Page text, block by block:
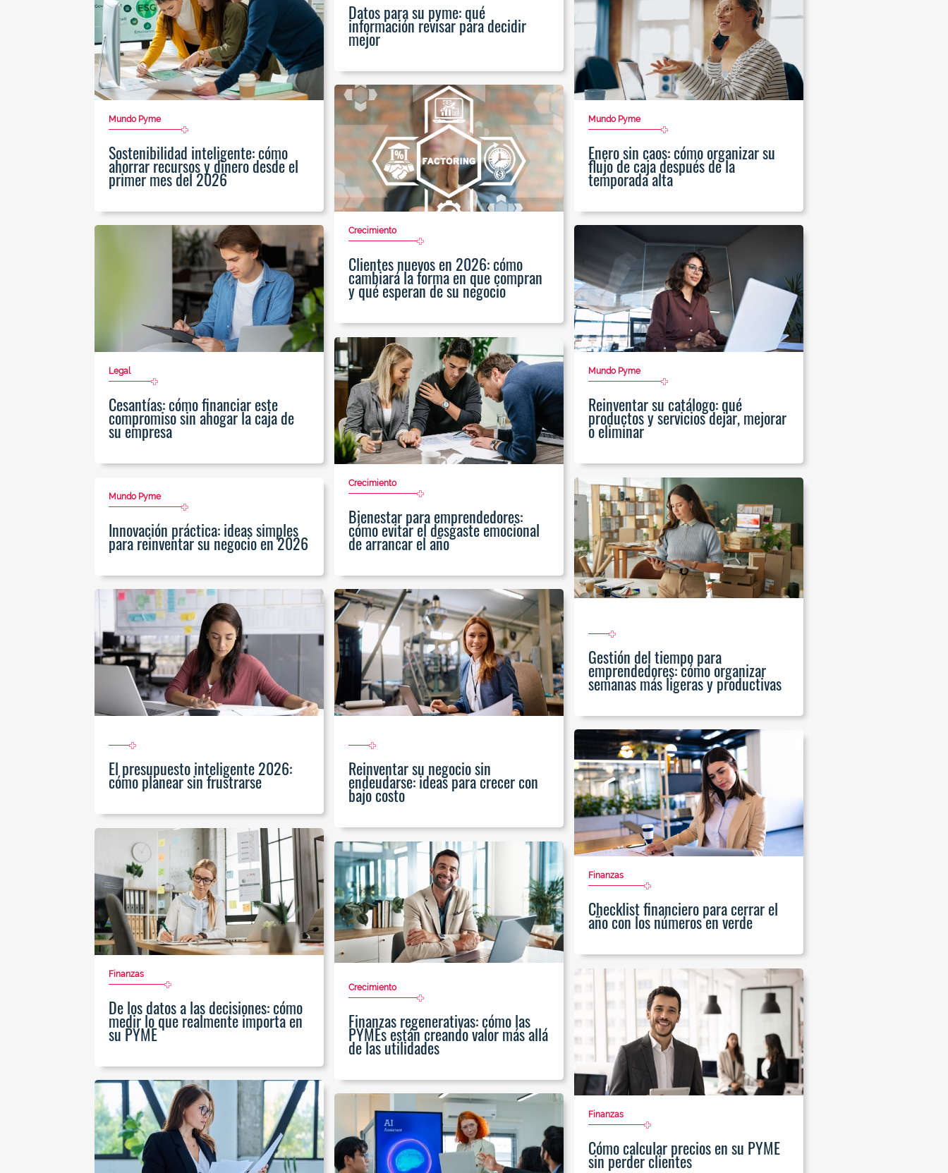
Datos para su pyme: qué
información revisar para decidir
mejor
Mundo Pyme
Sostenibilidad inteligente: cómo
ahorrar recursos y dinero desde el
primer mes del 2026
Mundo Pyme
Enero sin caos: cómo organizar su
flujo de caja después de la
temporada alta
Crecimiento
Clientes nuevos en 2026: cómo
cambiará la forma en que compran
y qué esperan de su negocio
Legal
Cesantías: cómo financiar este
compromiso sin ahogar la caja de
su empresa
Mundo Pyme
Reinventar su catálogo: qué
productos y servicios dejar, mejorar
o eliminar
Crecimiento
Bienestar para emprendedores:
cómo evitar el desgaste emocional
de arrancar el año
Mundo Pyme
Innovación práctica: ideas simples
para reinventar su negocio en 2026
Gestión del tiempo para
emprendedores: cómo organizar
semanas más ligeras y productivas
El presupuesto inteligente 2026:
cómo planear sin frustrarse
Reinventar su negocio sin
endeudarse: ideas para crecer con
bajo costo
Finanzas
Checklist financiero para cerrar el
año con los números en verde
Finanzas
De los datos a las decisiones: cómo
medir lo que realmente importa en
su PYME
Crecimiento
Finanzas regenerativas: cómo las
PYMEs están creando valor más allá
de las utilidades
Finanzas
Cómo calcular precios en su PYME
sin perder clientes